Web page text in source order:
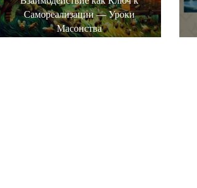
Самореализации — Уроки
Масонства